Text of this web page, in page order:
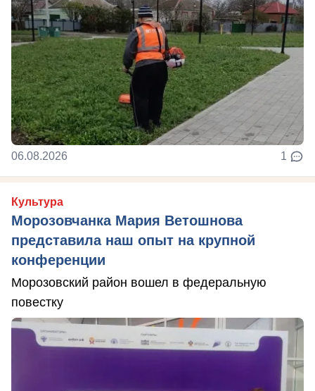
06.08.2026 1
Культура
Морозовчанка Мария Ветошнова
представила наш опыт на крупной
конференции
Морозовский район вошел в федеральную
повестку